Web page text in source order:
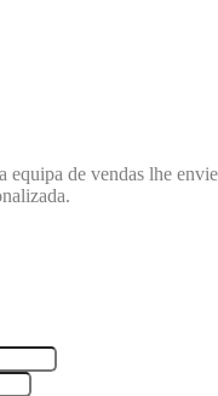
equipa de vendas lhe envie